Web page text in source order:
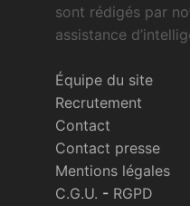
sont rédigés par
assistance
Équipe du site
Recrutement
Contact
Contact presse
Mentions légales
C.G.U. - RGPD